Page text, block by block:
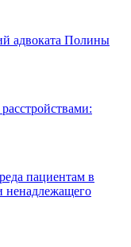
адвоката Полины
пациентам в
ненадлежащего